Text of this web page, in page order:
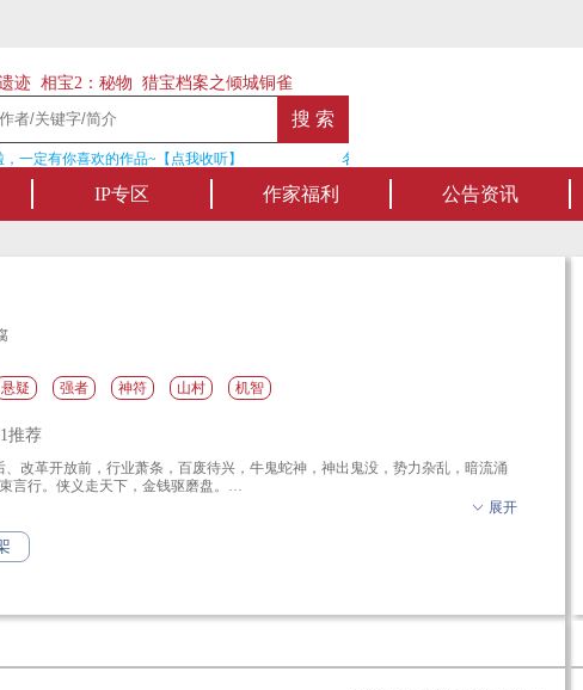
迹 相宝2：秘物 猎宝档案之倾城铜雀
一定有你喜欢的作品~【点我收听】 名家名作——欢迎阅读作者张家四叔的
IP专区 作家福利 公告资讯
悬疑 强者 神符 山村 机智
推荐
、改革开放前，行业萧条，百废待兴，牛鬼蛇神，神出鬼没，势力杂乱，暗流涌
言行。侠义走天下，金钱驱磨盘。
展开